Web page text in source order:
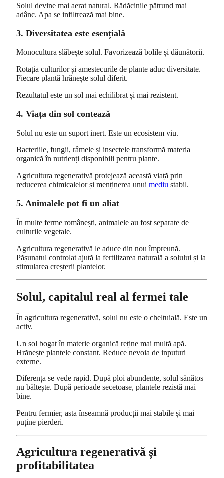
Solul devine mai aerat natural. Rădăcinile pătrund mai
adânc. Apa se infiltrează mai bine.
3. Diversitatea este esențială
Monocultura slăbește solul. Favorizează bolile și dăunătorii.
Rotația culturilor și amestecurile de plante aduc diversitate.
Fiecare plantă hrănește solul diferit.
Rezultatul este un sol mai echilibrat și mai rezistent.
4. Viața din sol contează
Solul nu este un suport inert. Este un ecosistem viu.
Bacteriile, fungii, râmele și insectele transformă materia
organică în nutrienți disponibili pentru plante.
Agricultura regenerativă protejează această viață prin
reducerea chimicalelor și menținerea unui mediu stabil.
5. Animalele pot fi un aliat
În multe ferme românești, animalele au fost separate de
culturile vegetale.
Agricultura regenerativă le aduce din nou împreună.
Pășunatul controlat ajută la fertilizarea naturală a solului și la
stimularea creșterii plantelor.
Solul, capitalul real al fermei tale
În agricultura regenerativă, solul nu este o cheltuială. Este un
activ.
Un sol bogat în materie organică reține mai multă apă.
Hrănește plantele constant. Reduce nevoia de inputuri
externe.
Diferența se vede rapid. După ploi abundente, solul sănătos
nu băltește. După perioade secetoase, plantele rezistă mai
bine.
Pentru fermier, asta înseamnă producții mai stabile și mai
puține pierderi.
Agricultura regenerativă și
profitabilitatea